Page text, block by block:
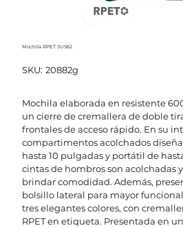
Mochila RPET SUS62
SKU: SKU
20882g
20882g
Mochila elaborada en resistente
un cierre de cremallera de doble
frontales de acceso rápido. En su
compartimentos acolchados
hasta 10 pulgadas y portátil de
cintas de hombros son acolchadas
brindar comodidad. Además,
bolsillo lateral para mayor
tres elegantes colores, con
RPET en etiqueta. Presentada en